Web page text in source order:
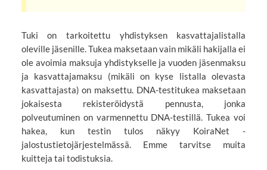
Tuki on tarkoitettu yhdistyksen kasvattajalistalla
oleville jäsenille. Tukea maksetaan vain mikäli hakijalla ei
ole avoimia maksuja yhdistykselle ja vuoden jäsenmaksu
ja kasvattajamaksu (mikäli on kyse listalla olevasta
kasvattajasta) on maksettu. DNA-testitukea maksetaan
jokaisesta rekisteröidystä pennusta, jonka
polveutuminen on varmennettu DNA-testillä. Tukea voi
hakea, kun testin tulos näkyy KoiraNet -
jalostustietojärjestelmässä. Emme tarvitse muita
kuitteja tai todistuksia.